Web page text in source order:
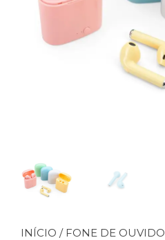
INÍCIO / FONE DE OUVIDO